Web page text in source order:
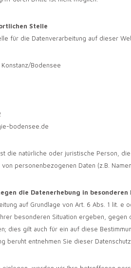
Stelle
für die Datenverarbeitung auf dieser
Bodensee
bodensee.de
die natürliche oder juristische Person,
personenbezogenen Daten (z.B.
die Datenerhebung in besonderen
auf Grundlage von Art. 6 Abs. 1 lit. e
besonderen Situation ergeben,
dies gilt auch für ein auf diese
beruht entnehmen Sie dieser